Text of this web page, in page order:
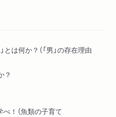
は何か？（「男」の存在理由
？
！（魚類の子育て